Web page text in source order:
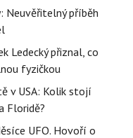
Neuvěřitelný příběh
Ledecký přiznal, co
fyzičkou
v USA: Kolik stojí
Floridě?
UFO. Hovoří o